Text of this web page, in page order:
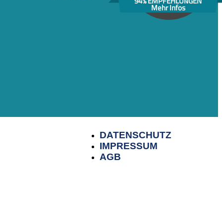
Mehr Infos
DATENSCHUTZ
IMPRESSUM
AGB